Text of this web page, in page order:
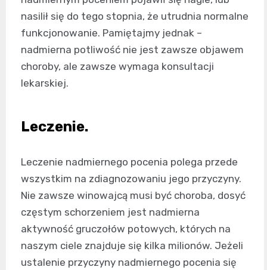
nasilił się do tego stopnia, że utrudnia normalne
funkcjonowanie. Pamiętajmy jednak –
nadmierna potliwość nie jest zawsze objawem
choroby, ale zawsze wymaga konsultacji
lekarskiej.
Leczenie.
Leczenie nadmiernego pocenia polega przede
wszystkim na zdiagnozowaniu jego przyczyny.
Nie zawsze winowajcą musi być choroba, dosyć
częstym schorzeniem jest nadmierna
aktywność gruczołów potowych, których na
naszym ciele znajduje się kilka milionów. Jeżeli
ustalenie przyczyny nadmiernego pocenia się